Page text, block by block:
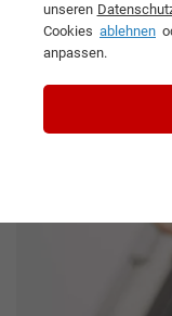
Interview mit
der
unseren
Cookies ablehnen
anpassen.